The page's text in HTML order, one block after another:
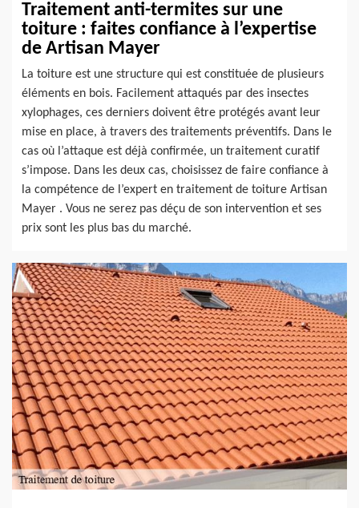
Traitement anti-termites sur une
toiture : faites confiance à l’expertise
de Artisan Mayer
La toiture est une structure qui est constituée de plusieurs
éléments en bois. Facilement attaqués par des insectes
xylophages, ces derniers doivent être protégés avant leur
mise en place, à travers des traitements préventifs. Dans le
cas où l’attaque est déjà confirmée, un traitement curatif
s’impose. Dans les deux cas, choisissez de faire confiance à
la compétence de l’expert en traitement de toiture Artisan
Mayer . Vous ne serez pas déçu de son intervention et ses
prix sont les plus bas du marché.